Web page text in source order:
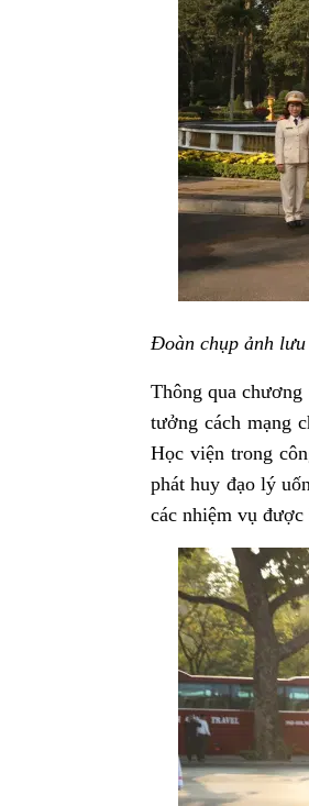
Đoàn chụp ảnh
Thông qua
tưởng cách mạng
Học viện trong
phát huy đạo lý
các nhiệm vụ